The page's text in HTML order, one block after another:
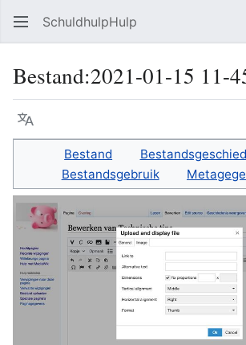
SchuldhulpHulp
Bestand:2021-01-15 11-
Taal
Bestand
Bestandsgebruik